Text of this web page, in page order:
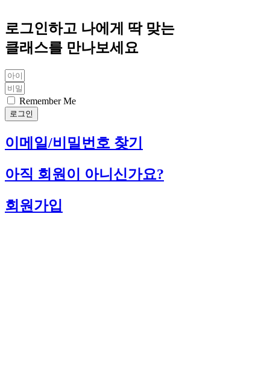
로그인하고 나에게 딱 맞는
클래스를 만나보세요
Remember Me
로그인
이메일/비밀번호 찾기
아직 회원이 아니신가요?
회원가입